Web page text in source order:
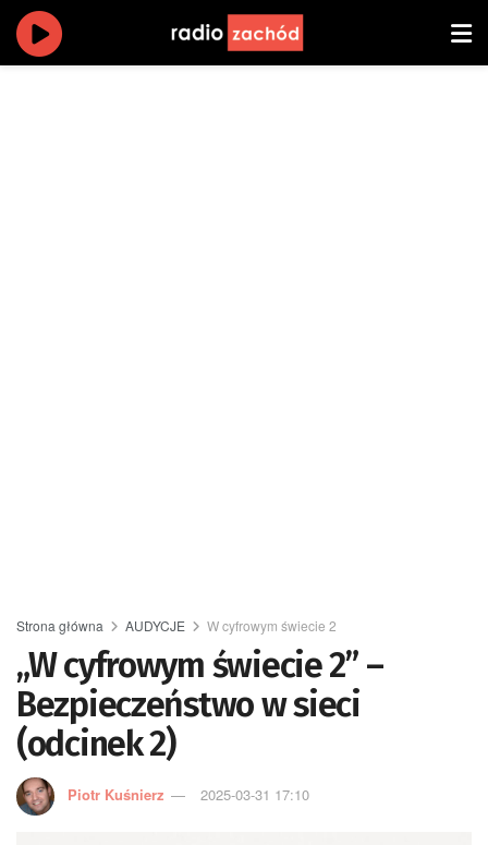
Strona główna AUDYCJE W cyfrowym świecie 2
„W cyfrowym świecie 2” –
Bezpieczeństwo w sieci
(odcinek 2)
Piotr Kuśnierz 2025-03-31 17:10